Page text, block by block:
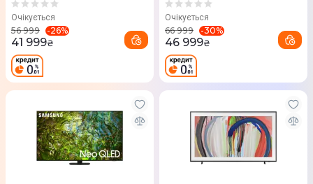
Очікується
56 999 -26%
41 999₴
Очікується
66 999 -30%
46 999₴